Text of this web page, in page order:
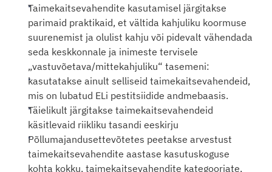
Taimekaitsevahendite kasutamisel järgitakse
parimaid praktikaid, et vältida kahjuliku koormuse
suurenemist ja olulist kahju või pidevalt vähendada
seda keskkonnale ja inimeste tervisele
„vastuvõetava/mittekahjuliku“ tasemeni:
kasutatakse ainult selliseid taimekaitsevahendeid,
mis on lubatud ELi pestitsiidide andmebaasis.
Täielikult järgitakse taimekaitsevahendeid
käsitlevaid riikliku tasandi eeskirju
Põllumajandusettevõtetes peetakse arvestust
taimekaitsevahendite aastase kasutuskoguse
kohta kokku, taimekaitsevahendite kategooriate,